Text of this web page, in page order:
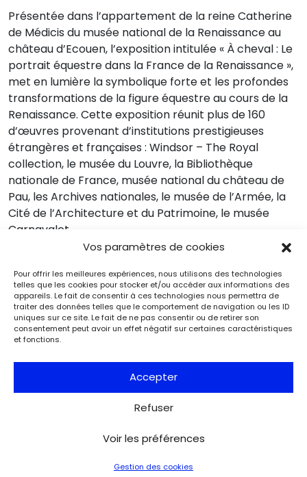
Vos paramètres de cookies
Pour offrir les meilleures expériences, nous utilisons des technologies
telles que les cookies pour stocker et/ou accéder aux informations des
appareils. Le fait de consentir à ces technologies nous permettra de
traiter des données telles que le comportement de navigation ou les ID
uniques sur ce site. Le fait de ne pas consentir ou de retirer son
consentement peut avoir un effet négatif sur certaines caractéristiques
et fonctions.
Accepter
Refuser
Voir les préférences
Gestion des cookies
Présentée dans l’appartement de la reine Catherine
de Médicis du musée national de la Renaissance au
château d’Ecouen, l’exposition intitulée « À cheval : Le
portrait équestre dans la France de la Renaissance »,
met en lumière la symbolique forte et les profondes
transformations de la figure équestre au cours de la
Renaissance. Cette exposition réunit plus de 160
d’œuvres provenant d’institutions prestigieuses
étrangères et françaises : Windsor – The Royal
collection, le musée du Louvre, la Bibliothèque
nationale de France, musée national du château de
Pau, les Archives nationales, le musée de l’Armée, la
Cité de l’Architecture et du Patrimoine, le musée
Carnavalet…
ÉvénementsDu 25.08.2026 au 21.09.2026
Charles de Gaulle raconte la Libération
de Paris. Lettre à son épouse
Musée de la Libération de Paris – musée du général
Leclerc – musée Jean Moulin
À l’occasion de l’anniversaire de la Libération de Paris, le
musée de la Libération de Paris – musée du général
les événements de la Libération de Paris.